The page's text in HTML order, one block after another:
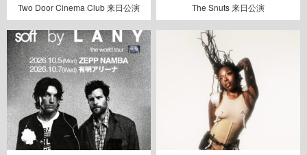
Two Door Cinema Club 来日公演 The Snuts 来日公演